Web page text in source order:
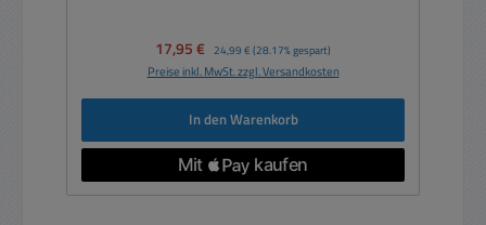
Verkaufspreis:
17,95 € Regulärer Preis:
24,99 € (28.17% gespart)
Preise inkl. MwSt. zzgl. Versandkosten
In den Warenkorb